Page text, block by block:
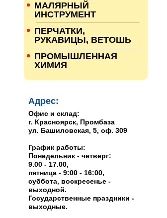
МАЛЯРНЫЙ
ИНСТРУМЕНТ
ПЕРЧАТКИ,
РУКАВИЦЫ, ВЕТОШЬ
ПРОМЫШЛЕННАЯ
ХИМИЯ
Адрес:
Офис и склад:
г. Красноярск, Промбаза
ул. Башиловская, 5, оф. 309
График работы:
Понедельник - четверг:
9.00 - 17.00,
пятница - 9:00 - 16:00,
суббота, воскресенье -
выходной.
Государственные праздники -
выходные.